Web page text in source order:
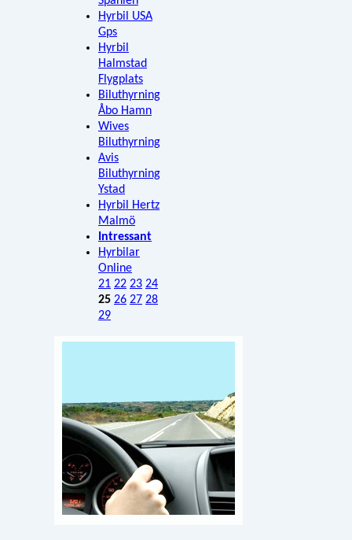
Hyrbil USA
Gps
Hyrbil
Halmstad
Flygplats
Biluthyrning
Åbo Hamn
Wives
Biluthyrning
Avis
Biluthyrning
Ystad
Hyrbil Hertz
Malmö
Intressant
Hyrbilar
Online
21 22 23 24
25 26 27 28
29